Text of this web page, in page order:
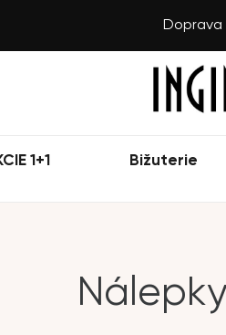
Doprava
1+1 Bižuterie